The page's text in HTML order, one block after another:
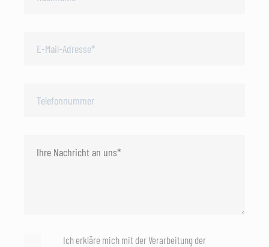
Ich erkläre mich mit der Verarbeitung der